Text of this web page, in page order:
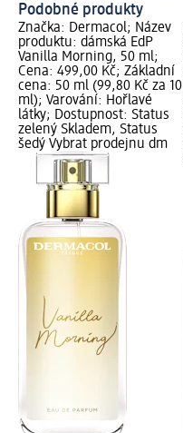
Podobné produkty
Značka: Dermacol; Název
produktu: dámská EdP
Vanilla Morning, 50 ml;
Cena: 499,00 Kč; Základní
cena: 50 ml (99,80 Kč za 10
ml); Varování: Hořlavé
látky; Dostupnost: Status
zelený Skladem, Status
šedý Vybrat prodejnu dm